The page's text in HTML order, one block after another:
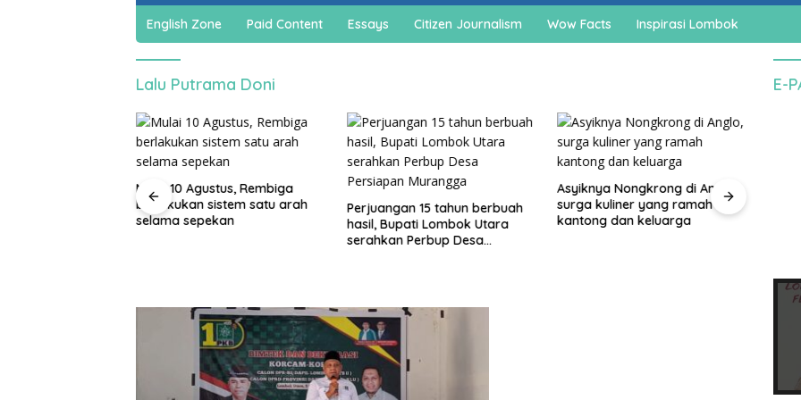
English Zone Paid Content Essays Citizen Journalism Wow Facts Inspirasi Lombok
Lalu Putrama Doni
Mulai 10 Agustus, Rembiga
berlakukan sistem satu arah
selama sepekan
Perjuangan 15 tahun berbuah
hasil, Bupati Lombok Utara
serahkan Perbup Desa
Asyiknya Nongkrong di Anglo,
surga kuliner yang ramah
kantong dan keluarga
E-